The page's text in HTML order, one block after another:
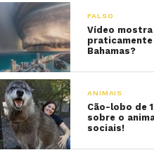
FALSO
Vídeo
Bahamas?
ANIMAIS
Cão-lobo de
sobre o
sociais!